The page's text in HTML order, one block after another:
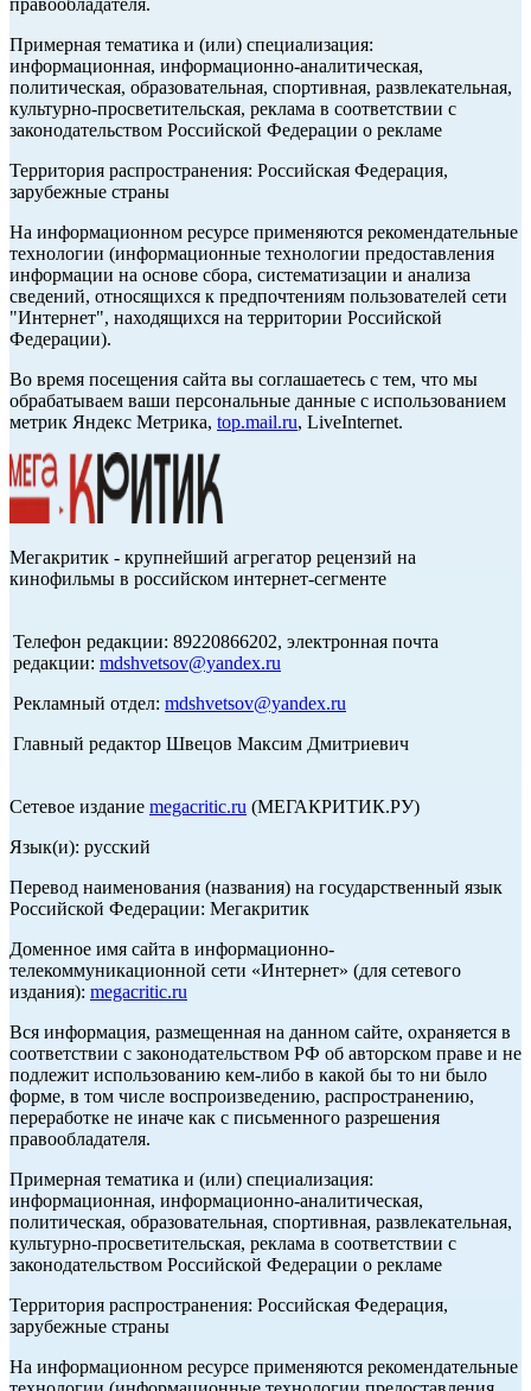
правообладателя.
Примерная тематика и (или) специализация:
информационная, информационно-аналитическая,
политическая, образовательная, спортивная, развлекательная,
культурно-просветительская, реклама в соответствии с
законодательством Российской Федерации о рекламе
Территория распространения: Российская Федерация,
зарубежные страны
На информационном ресурсе применяются рекомендательные
технологии (информационные технологии предоставления
информации на основе сбора, систематизации и анализа
сведений, относящихся к предпочтениям пользователей сети
"Интернет", находящихся на территории Российской
Федерации).
Во время посещения сайта вы соглашаетесь с тем, что мы
обрабатываем ваши персональные данные с использованием
метрик Яндекс Метрика, top.mail.ru, LiveInternet.
Мегакритик - крупнейший агрегатор рецензий на
кинофильмы в российском интернет-сегменте
Телефон редакции: 89220866202, электронная почта
редакции: mdshvetsov@yandex.ru
Рекламный отдел: mdshvetsov@yandex.ru
Главный редактор Швецов Максим Дмитриевич
Сетевое издание megacritic.ru (МЕГАКРИТИК.РУ)
Язык(и): русский
Перевод наименования (названия) на государственный язык
Российской Федерации: Мегакритик
Доменное имя сайта в информационно-
телекоммуникационной сети «Интернет» (для сетевого
издания): megacritic.ru
Вся информация, размещенная на данном сайте, охраняется в
соответствии с законодательством РФ об авторском праве и не
подлежит использованию кем-либо в какой бы то ни было
форме, в том числе воспроизведению, распространению,
переработке не иначе как с письменного разрешения
правообладателя.
Примерная тематика и (или) специализация:
информационная, информационно-аналитическая,
политическая, образовательная, спортивная, развлекательная,
культурно-просветительская, реклама в соответствии с
законодательством Российской Федерации о рекламе
Территория распространения: Российская Федерация,
зарубежные страны
На информационном ресурсе применяются рекомендательные